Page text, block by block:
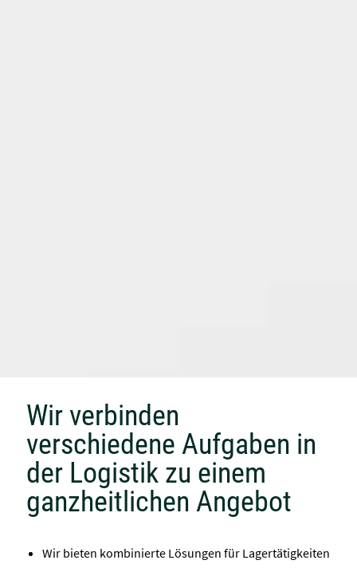
Wir verbinden
verschiedene Aufgaben in
der Logistik zu einem
ganzheitlichen Angebot
Wir bieten kombinierte Lösungen für Lagertätigkeiten